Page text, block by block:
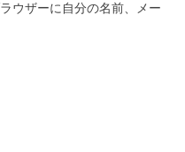
ウザーに自分の名前、メー